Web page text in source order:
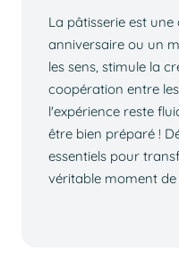
La pâtisserie est
anniversaire ou un
les sens, stimule la
coopération entre
l'expérience reste
être bien préparé !
essentiels pour
véritable moment